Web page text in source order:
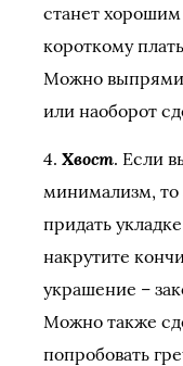
станет
короткому
Можно
или наоборот
4. Хвост. Если
минимализм, то
придать
накрутите
украшение –
Можно также
попробовать